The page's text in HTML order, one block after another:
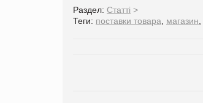
Раздел: Статті >
Теги: поставки товара магазин